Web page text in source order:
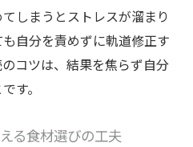
エット目標の立て方
ためのモチベーション維
践的ダイエットアドバイ
しまうとストレスが溜まり
自分を責めずに軌道修正す
コツは、結果を焦らず自分
す。
る食材選びの工夫